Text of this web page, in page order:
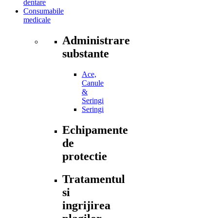
dentare
Consumabile
medicale
Administrare
substante
Ace,
Canule
&
Seringi
Seringi
Echipamente
de
protectie
Tratamentul
si
ingrijirea